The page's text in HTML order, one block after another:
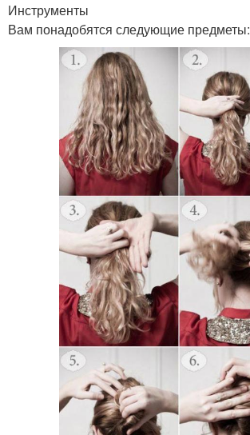
Инструменты
Вам понадобятся следующие предметы: